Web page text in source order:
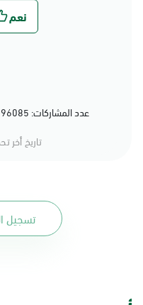
عدد المشاركات: 96085 مشاركة (71%) أعجبهم المحتوى
تاريخ أخر
تسجيل